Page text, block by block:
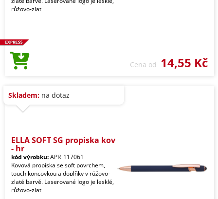
růžovo-zlat
Cena od 14,55 Kč
Skladem: na dotaz
ELLA SOFT SG propiska kov
- hr
kód výrobku:APR_117061
Kovová propiska se soft povrchem,
touch koncovkou a doplňky v růžovo-
zlaté barvě. Laserované logo je lesklé,
růžovo-zlat